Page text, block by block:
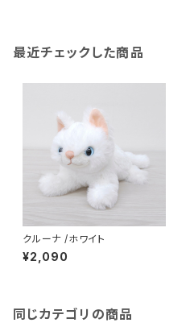
最近チェックした商品
クルーナ /ホワイト
¥2,090
同じカテゴリの商品